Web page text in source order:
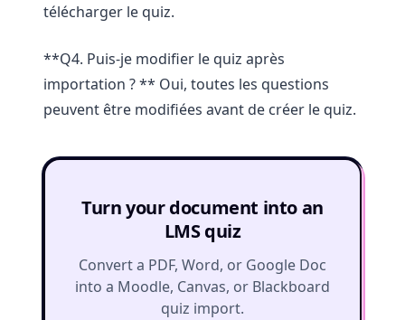
télécharger le quiz.
**Q4. Puis-je modifier le quiz après
importation ? ** Oui, toutes les questions
peuvent être modifiées avant de créer le quiz.
Turn your document into an
LMS quiz
Convert a PDF, Word, or Google Doc
into a Moodle, Canvas, or Blackboard
quiz import.